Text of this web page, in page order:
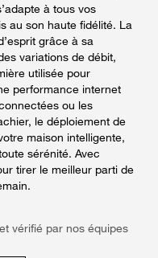
à tous vos
au son haute fidélité. La
grâce à sa
variations de débit,
utilisée pour
performance internet
ou les
le déploiement de
maison intelligente,
sérénité. Avec
tirer le meilleur parti de
vérifié par nos équipes